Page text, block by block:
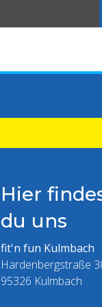
Hier
du uns
fit'n fun Kulmbach
Hardenbergstraße
95326 Kulmbach